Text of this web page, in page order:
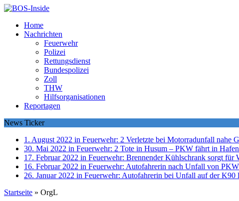
Home
Nachrichten
Feuerwehr
Polizei
Rettungsdienst
Bundespolizei
Zoll
THW
Hilfsorganisationen
Reportagen
News Ticker
1. August 2022 in Feuerwehr: 2 Verletzte bei Motorradunfall nahe
30. Mai 2022 in Feuerwehr: 2 Tote in Husum – PKW fährt in
17. Februar 2022 in Feuerwehr: Brennender Kühlschrank sorgt für
16. Februar 2022 in Feuerwehr: Autofahrerin nach Unfall von
26. Januar 2022 in Feuerwehr: Autofahrerin bei Unfall auf der K90
Startseite » OrgL